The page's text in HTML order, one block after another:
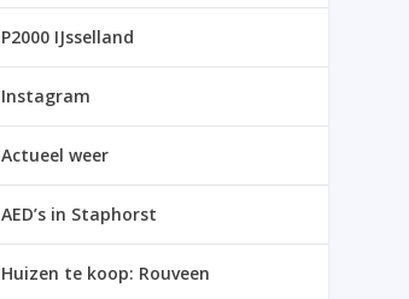
P2000 IJsselland
Instagram
Actueel weer
AED’s in Staphorst
Huizen te koop: Rouveen